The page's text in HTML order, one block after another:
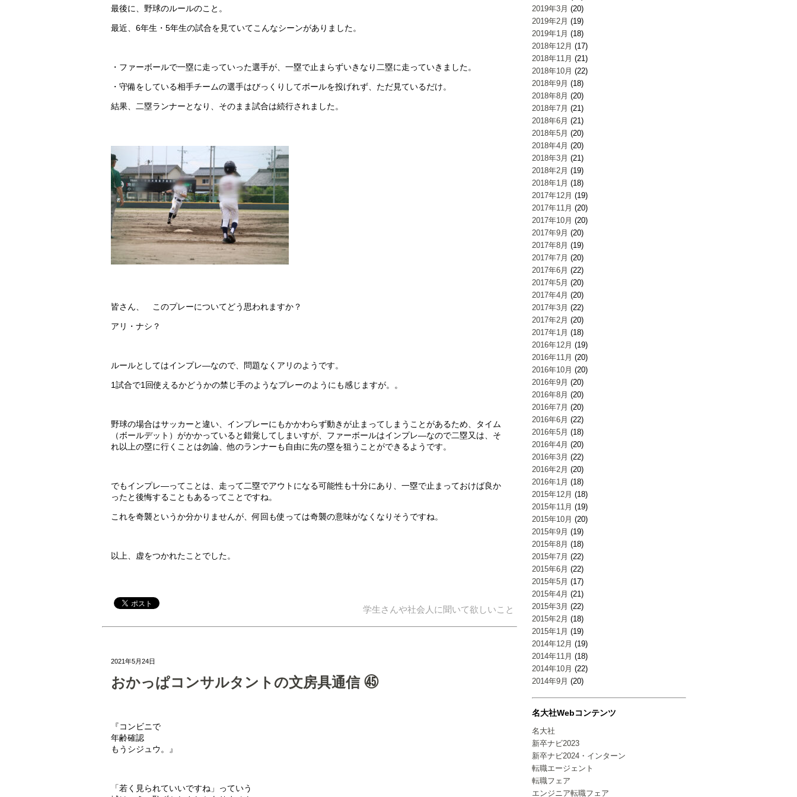
2019年3月 (20)
2019年2月 (19)
2019年1月 (18)
2018年12月 (17)
2018年11月 (21)
2018年10月 (22)
2018年9月 (18)
2018年8月 (20)
2018年7月 (21)
2018年6月 (21)
2018年5月 (20)
2018年4月 (20)
2018年3月 (21)
2018年2月 (19)
2018年1月 (18)
2017年12月 (19)
2017年11月 (20)
2017年10月 (20)
2017年9月 (20)
2017年8月 (19)
2017年7月 (20)
2017年6月 (22)
2017年5月 (20)
2017年4月 (20)
2017年3月 (22)
2017年2月 (20)
2017年1月 (18)
2016年12月 (19)
2016年11月 (20)
2016年10月 (20)
2016年9月 (20)
2016年8月 (20)
2016年7月 (20)
2016年6月 (22)
2016年5月 (18)
2016年4月 (20)
2016年3月 (22)
2016年2月 (20)
2016年1月 (18)
2015年12月 (18)
2015年11月 (19)
2015年10月 (20)
2015年9月 (19)
2015年8月 (18)
2015年7月 (22)
2015年6月 (22)
2015年5月 (17)
2015年4月 (21)
2015年3月 (22)
2015年2月 (18)
2015年1月 (19)
2014年12月 (19)
2014年11月 (18)
2014年10月 (22)
2014年9月 (20)
名大社Webコンテンツ
名大社
新卒ナビ2023
新卒ナビ2024・インターン
転職エージェント
転職フェア
エンジニア転職フェア
最後に、野球のルールのこと。
最近、6年生・5年生の試合を見ていてこんなシーンがありました。
・ファーボールで一塁に走っていった選手が、一塁で止まらずいきなり二塁に走っていきました。
・守備をしている相手チームの選手はびっくりしてボールを投げれず、ただ見ているだけ。
結果、二塁ランナーとなり、そのまま試合は続行されました。
皆さん、 このプレーについてどう思われますか？
アリ・ナシ？
ルールとしてはインプレ―なので、問題なくアリのようです。
1試合で1回使えるかどうかの禁じ手のようなプレーのようにも感じますが。。
野球の場合はサッカーと違い、インプレーにもかかわらず動きが止まってしまうことがあるため、タイム
（ボールデット）がかかっていると錯覚してしまいすが、ファーボールはインプレ―なので二塁又は、そ
れ以上の塁に行くことは勿論、他のランナーも自由に先の塁を狙うことができるようです。
でもインプレ―ってことは、走って二塁でアウトになる可能性も十分にあり、一塁で止まっておけば良か
ったと後悔することもあるってことですね。
これを奇襲というか分かりませんが、何回も使っては奇襲の意味がなくなりそうですね。
以上、虚をつかれたことでした。
学生さんや社会人に聞いて欲しいこと
2021年5月24日
おかっぱコンサルタントの文房具通信 ㊺
『コンビニで
年齢確認
もうシジュウ。』
「若く見られていいですね」っていう